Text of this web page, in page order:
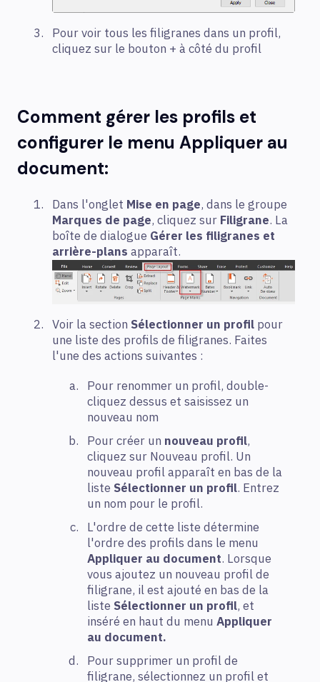
Pour voir tous les filigranes dans un profil,
cliquez sur le bouton + à côté du profil
Comment gérer les profils et
configurer le menu Appliquer au
document:
Dans l'onglet Mise en page, dans le groupe
Marques de page, cliquez sur Filigrane. La
boîte de dialogue Gérer les filigranes et
arrière-plans apparaît.
Voir la section Sélectionner un profil pour
une liste des profils de filigranes. Faites
l'une des actions suivantes :
Pour renommer un profil, double-
cliquez dessus et saisissez un
nouveau nom
Pour créer un nouveau profil,
cliquez sur Nouveau profil. Un
nouveau profil apparaît en bas de la
liste Sélectionner un profil. Entrez
un nom pour le profil.
L'ordre de cette liste détermine
l'ordre des profils dans le menu
Appliquer au document. Lorsque
vous ajoutez un nouveau profil de
filigrane, il est ajouté en bas de la
liste Sélectionner un profil, et
inséré en haut du menu Appliquer
au document.
Pour supprimer un profil de
filigrane, sélectionnez un profil et